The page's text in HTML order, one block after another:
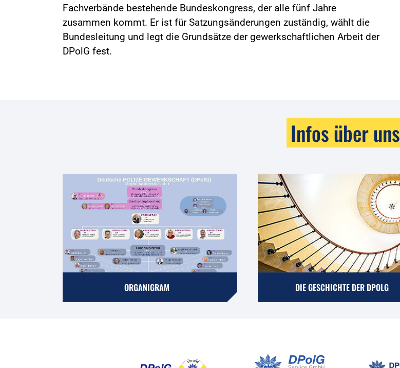
Fachverbände bestehende Bundeskongress, der alle fünf Jahre
zusammen kommt. Er ist für Satzungsänderungen zuständig, wählt die
Bundesleitung und legt die Grundsätze der gewerkschaftlichen Arbeit der
DPolG fest.
Infos über uns
ORGANIGRAM DIE GESCHICHTE DER DPOLG